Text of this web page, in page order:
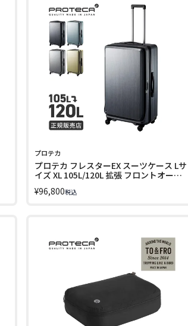
プロテカ
プロテカ フレスターEX スーツケース Lサ
イズ XL 105L/120L 拡張 フロントオープ
01555
¥96,800税込